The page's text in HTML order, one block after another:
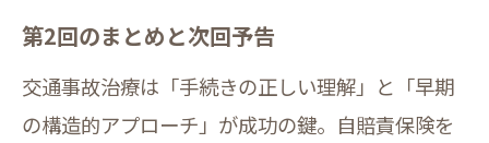
第2回のまとめと次回予告
交通事故治療は「手続きの正しい理解」と「早期
の構造的アプローチ」が成功の鍵。自賠責保険を